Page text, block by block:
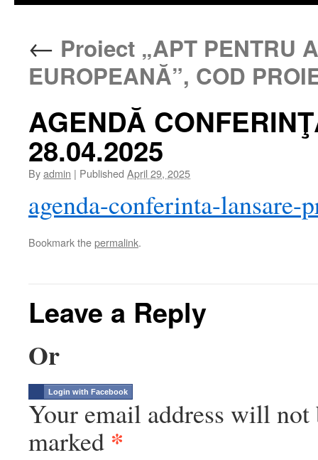
← Proiect „APT PENTRU
EUROPEANĂ”, COD
AGENDĂ
28.04.2025
Byadmin | Published April 29, 2025
agenda-conferinta-lansare-
Bookmark thepermalink.
Leave a Reply
Or
Login with Facebook
Your email address will not
marked *